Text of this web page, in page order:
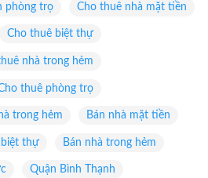
phòng trọ Cho thuê nhà mặt tiền
Cho thuê biệt thự
nhà trong hẻm
thuê phòng trọ
trong hẻm Bán nhà mặt tiền
biệt thự Bán nhà trong hẻm
Quận Bình Thạnh